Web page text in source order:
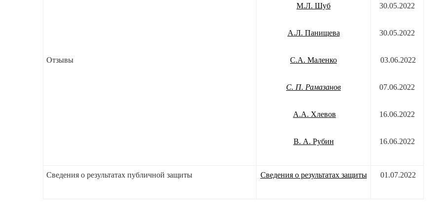
Отзывы
М.Л. Шуб
А.Л. Панищева
С.А. Маленко
С. П. Рамазанов
А.А. Хлевов
В. А. Рубин
30.05.2022
30.05.2022
03.06.2022
07.06.2022
16.06.2022
16.06.2022
Сведения о результатах публичной защиты Сведения о результатах защиты 01.07.2022